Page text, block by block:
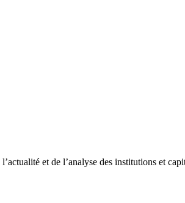
et de l’analyse des institutions et